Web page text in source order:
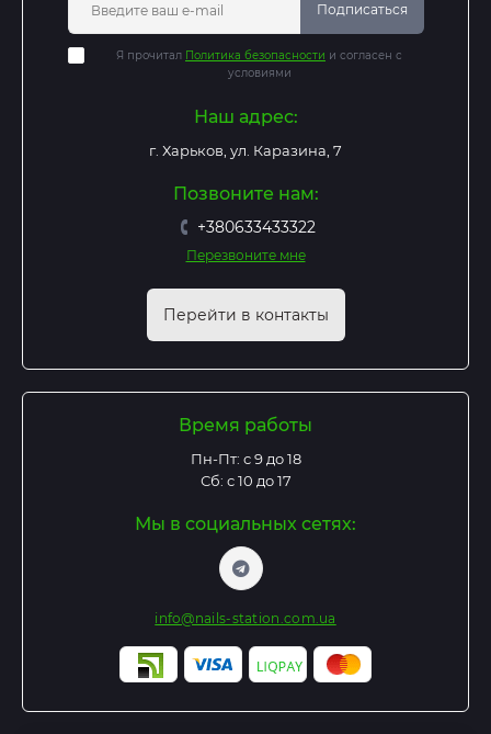
Подписаться
Я прочитал Политика безопасности и согласен с
условиями
Наш адрес:
г. Харьков, ул. Каразина, 7
Позвоните нам:
+380633433322
Перезвоните мне
Перейти в контакты
Время работы
Пн-Пт: с 9 до 18
Сб: с 10 до 17
Мы в социальных сетях:
info@nails-station.com.ua